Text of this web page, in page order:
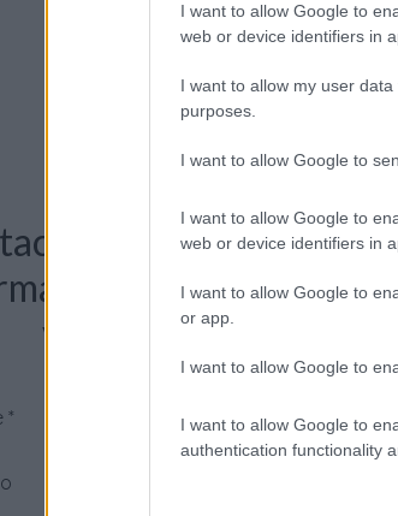
I want to allow Google to
web or device identifiers in
I want to allow my user
purposes.
I want to allow Google to
I want to allow Google to
web or device identifiers in
I want to allow Google to
or app.
I want to allow Google to
I want to allow Google to
authentication functionality
per richiedere
o prenotare
videochiamata:
*